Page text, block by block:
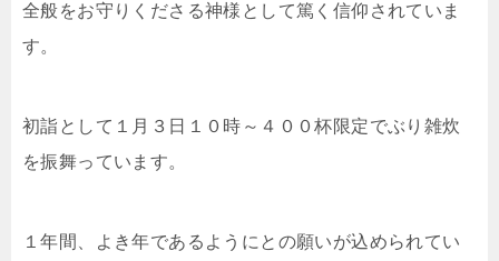
全般をお守りくださる神様として篤く信仰されていま
す。
初詣として１月３日１０時～４００杯限定でぶり雑炊
を振舞っています。
１年間、よき年であるようにとの願いが込められてい